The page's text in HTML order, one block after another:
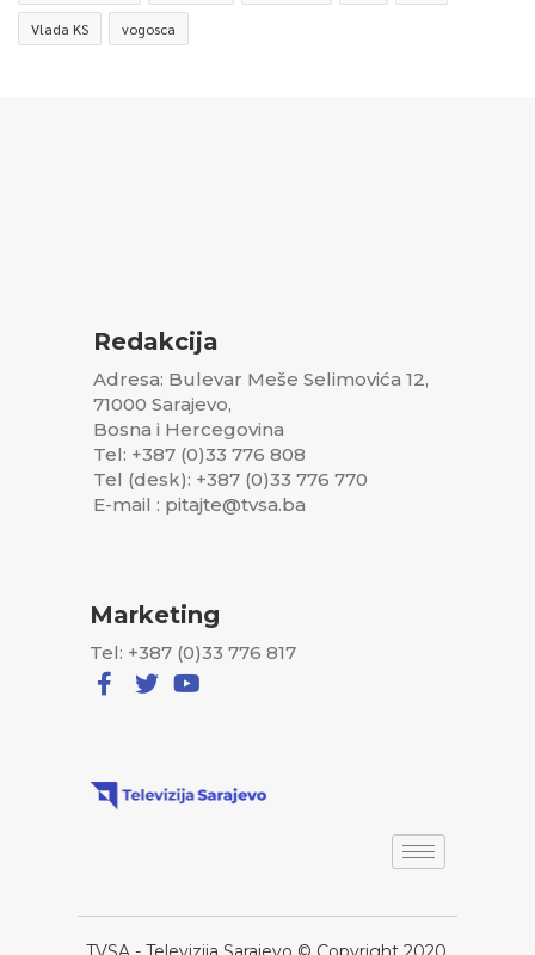
Vlada KS vogosca
Redakcija
Adresa: Bulevar Meše Selimovića 12,
71000 Sarajevo,
Bosna i Hercegovina
Tel: +387 (0)33 776 808
Tel (desk): +387 (0)33 776 770
E-mail : pitajte@tvsa.ba
Marketing
Tel: +387 (0)33 776 817